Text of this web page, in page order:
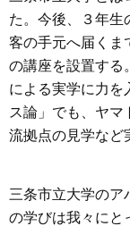
た。今後、３年生
客の手元へ届くま
の講座を設置する
による実学に力を
ス論」でも、ヤマ
流拠点の見学など
三条市立大学のア
の学びは我々にと